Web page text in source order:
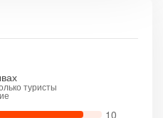
туристы
10